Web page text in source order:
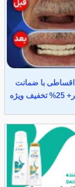
اقساطی با ضمانت
ویژه